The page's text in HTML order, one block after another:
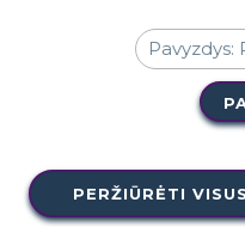
PERŽIŪRĖTI